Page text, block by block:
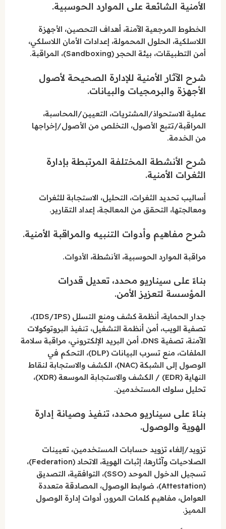
الأمنية الشائعة على الموارد الحوسبية.
الخطوط المرجعية الآمنة، أهداف التحصين، الأجهزة
اللاسلكية، الحلول المحمولة، إعدادات الأمان اللاسلكي،
أمن التطبيقات، بيئة الحجر (Sandboxing)، المراقبة.
شرح الآثار الأمنية للإدارة الصحيحة لأصول
الأجهزة والبرمجيات والبيانات.
عملية الاستحواذ/المشتريات، التعيين/المحاسبة،
المراقبة/تتبع الأصول، التخلص من الأصول/إخراجها
من الخدمة.
شرح الأنشطة المختلفة المرتبطة بإدارة
الثغرات الأمنية.
أساليب تحديد الثغرات، التحليل، الاستجابة للثغرات
ومعالجتها، التحقق من المعالجة، إعداد التقارير.
شرح مفاهيم وأدوات التنبيه والمراقبة الأمنية.
مراقبة الموارد الحوسبية، الأنشطة، الأدوات.
بناءً على سيناريو محدد، تعديل قدرات
المؤسسة لتعزيز الأمن.
جدار الحماية، أنظمة كشف ومنع التسلل (IDS/IPS)،
تصفية الويب، أمن أنظمة التشغيل، تنفيذ البروتوكولات
الآمنة، تصفية DNS، أمن البريد الإلكتروني، مراقبة سلامة
الملفات، منع تسرب البيانات (DLP)، التحكم في
الوصول إلى الشبكة (NAC)، الكشف والاستجابة لنقاط
النهاية (EDR) / الكشف والاستجابة الموسعة (XDR)،
تحليل سلوك المستخدمين.
بناءً على سيناريو محدد، تنفيذ وصيانة إدارة
الهوية والوصول.
تزويد/إلغاء تزويد حسابات المستخدمين، تعيينات
الصلاحيات وآثارها، إثبات الهوية، الاتحاد (Federation)،
تسجيل الدخول الموحد (SSO)، التوافقية، التصديق
(Attestation)، ضوابط الوصول، المصادقة متعددة
العوامل، مفاهيم كلمات المرور، أدوات إدارة الوصول
المميز.